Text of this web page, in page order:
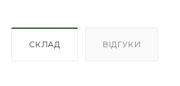
СКЛАД ВІДГУКИ